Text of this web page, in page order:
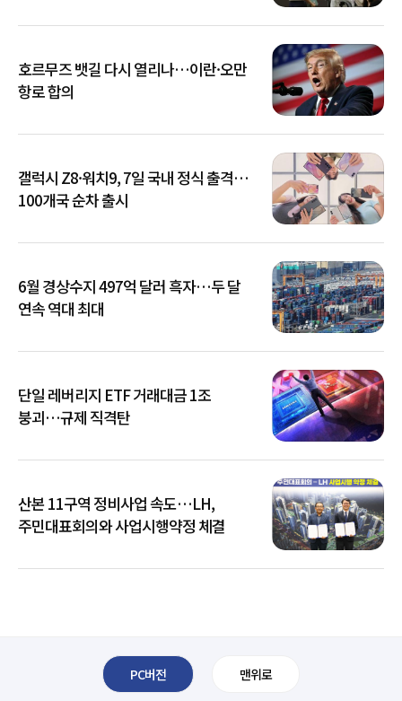
호르무즈 뱃길 다시 열리나…이란·오만
항로 합의
갤럭시 Z8·워치9, 7일 국내 정식 출격…
100개국 순차 출시
6월 경상수지 497억 달러 흑자…두 달
연속 역대 최대
단일 레버리지 ETF 거래대금 1조
붕괴…규제 직격탄
산본 11구역 정비사업 속도…LH,
주민대표회의와 사업시행약정 체결
PC버전 맨위로